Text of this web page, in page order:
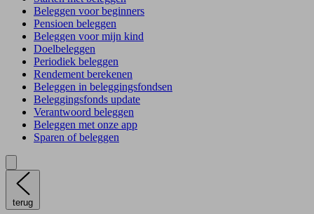
Beleggen voor beginners
Pensioen beleggen
Beleggen voor mijn kind
Doelbeleggen
Periodiek beleggen
Rendement berekenen
Beleggen in beleggingsfondsen
Beleggingsfonds update
Verantwoord beleggen
Beleggen met onze app
Sparen of beleggen
terug